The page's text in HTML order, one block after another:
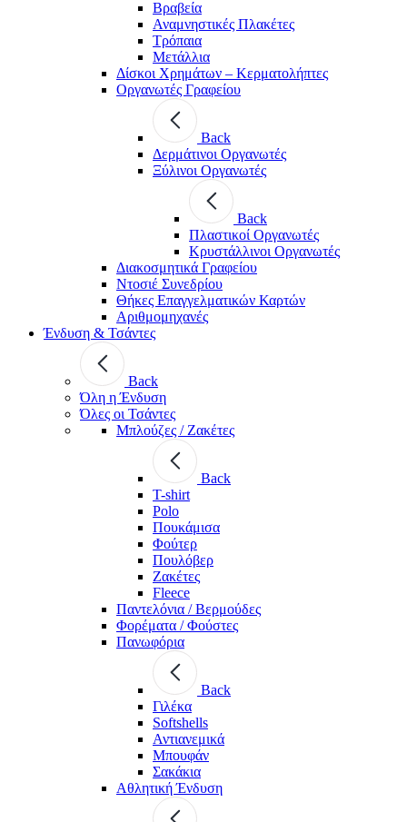
Βραβεία
Αναμνηστικές Πλακέτες
Τρόπαια
Μετάλλια
Δίσκοι Χρημάτων – Κερματολήπτες
Οργανωτές Γραφείου
Back
Δερμάτινοι Οργανωτές
Ξύλινοι Οργανωτές
Back
Πλαστικοί Οργανωτές
Κρυστάλλινοι Οργανωτές
Διακοσμητικά Γραφείου
Ντοσιέ Συνεδρίου
Θήκες Επαγγελματικών Καρτών
Αριθμομηχανές
Ένδυση & Τσάντες
Back
Όλη η Ένδυση
Όλες οι Τσάντες
Μπλούζες / Ζακέτες
Back
T-shirt
Polo
Πουκάμισα
Φούτερ
Πουλόβερ
Ζακέτες
Fleece
Παντελόνια / Βερμούδες
Φορέματα / Φούστες
Πανωφόρια
Back
Γιλέκα
Softshells
Αντιανεμικά
Μπουφάν
Σακάκια
Αθλητική Ένδυση